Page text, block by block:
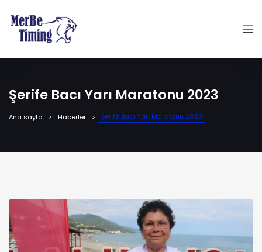
Şerife Bacı Yarı Maratonu 2023
Ana sayfa Haberler Şerife Bacı Yarı Maratonu 2023